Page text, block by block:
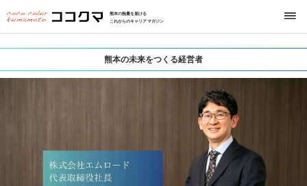
熊本の熱量を届ける
これからのキャリアマガジン
熊本の未来をつくる経営者